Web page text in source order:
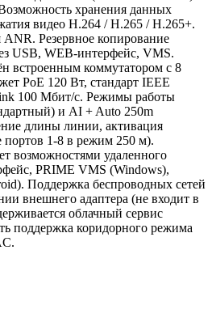
хранения данных
видео H.264 / H.265 / H.265+.
Резервное копирование
USB, WEB-интерфейс, VMS.
встроенным коммутатором с 8
PoE 120 Вт, стандарт IEEE
100 Мбит/с. Режимы работы
и AI + Auto 250m
длины линии, активация
портов 1-8 в режим 250 м).
возможностями удаленного
PRIME VMS (Windows),
Поддержка беспроводных сетей
внешнего адаптера (не входит в
облачный сервис
поддержка коридорного режима